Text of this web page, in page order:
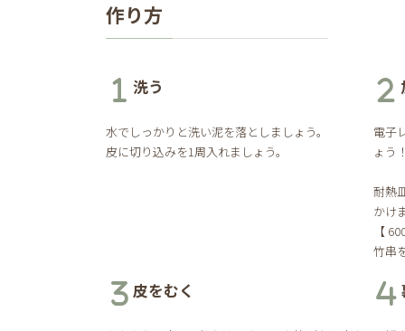
作り方
洗う
水でしっかりと洗い泥を落としましょう。
皮に切り込みを1周入れましょう。
電子
ょう！
耐熱
かけ
【
竹串
皮をむく